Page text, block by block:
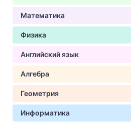
Математика
Физика
Английский язык
Алгебра
Геометрия
Информатика